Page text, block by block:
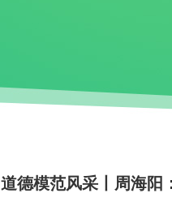
道德模范风采丨周海阳